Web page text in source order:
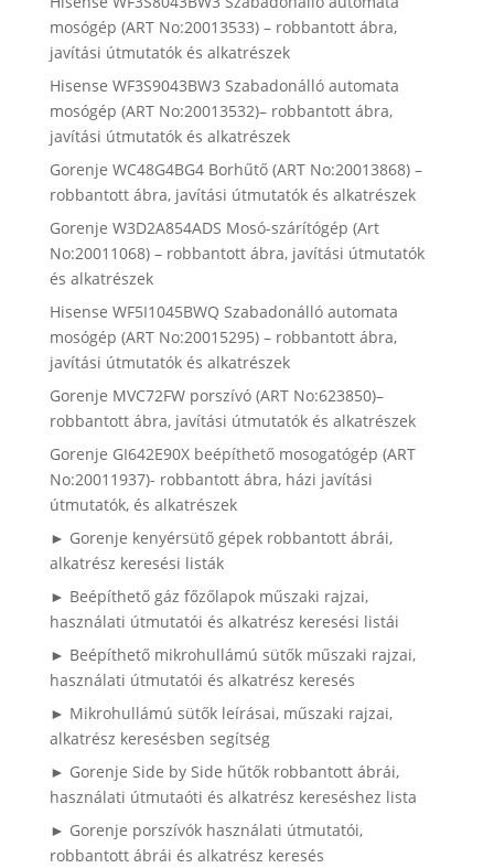
mosógép (ART No:20013533) – robbantott ábra,
javítási útmutatók és alkatrészek
Hisense WF3S9043BW3 Szabadonálló automata
mosógép (ART No:20013532)– robbantott ábra,
javítási útmutatók és alkatrészek
Gorenje WC48G4BG4 Borhűtő (ART No:20013868) –
robbantott ábra, javítási útmutatók és alkatrészek
Gorenje W3D2A854ADS Mosó-szárítógép (Art
No:20011068) – robbantott ábra, javítási útmutatók
és alkatrészek
Hisense WF5I1045BWQ Szabadonálló automata
mosógép (ART No:20015295) – robbantott ábra,
javítási útmutatók és alkatrészek
Gorenje MVC72FW porszívó (ART No:623850)–
robbantott ábra, javítási útmutatók és alkatrészek
Gorenje GI642E90X beépíthető mosogatógép (ART
No:20011937)- robbantott ábra, házi javítási
útmutatók, és alkatrészek
► Gorenje kenyérsütő gépek robbantott ábrái,
alkatrész keresési listák
► Beépíthető gáz főzőlapok műszaki rajzai,
használati útmutatói és alkatrész keresési listái
► Beépíthető mikrohullámú sütők műszaki rajzai,
használati útmutatói és alkatrész keresés
► Mikrohullámú sütők leírásai, műszaki rajzai,
alkatrész keresésben segítség
► Gorenje Side by Side hűtők robbantott ábrái,
használati útmutaóti és alkatrész kereséshez lista
► Gorenje porszívók használati útmutatói,
robbantott ábrái és alkatrész keresés